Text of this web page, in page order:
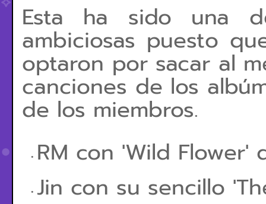
Esta ha sido una
ambiciosas puesto
optaron por sacar al
canciones de los
de los miembros.
RM con 'Wild Flower'
Jin con su sencillo